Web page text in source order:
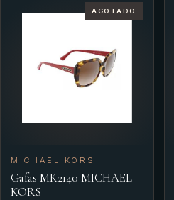
AGOTADO
MICHAEL KORS
Gafas MK2140 MICHAEL
KORS